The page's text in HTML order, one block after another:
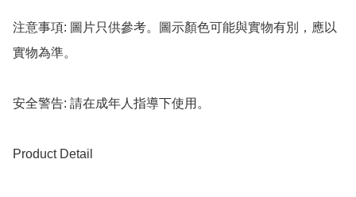
注意事項: 圖片只供參考。圖示顏色可能與實物有別，應以
實物為準。
安全警告: 請在成年人指導下使用。
Product Detail